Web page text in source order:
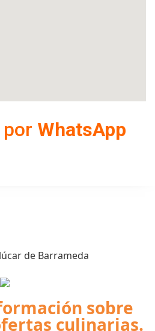
WhatsApp
sobre
culinarias.